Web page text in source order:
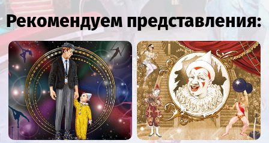
Рекомендуем представления: